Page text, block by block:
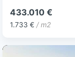
433.010 €
1.733 € / m2